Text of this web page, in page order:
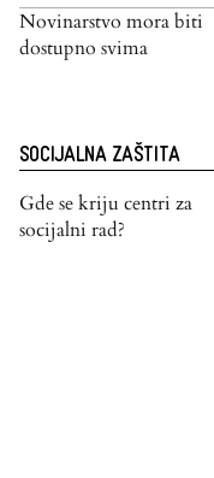
Novinarstvo mora biti
dostupno svima
SOCIJALNA ZAŠTITA
Gde se kriju centri za
socijalni rad?